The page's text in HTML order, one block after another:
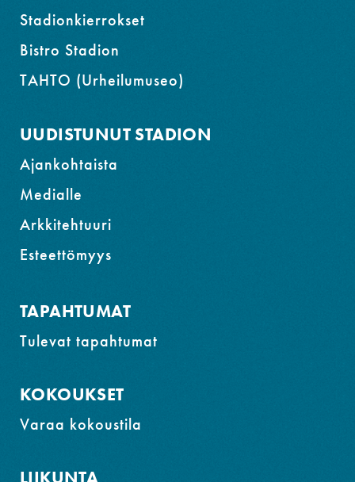
Stadionkierrokset
Bistro Stadion
TAHTO (Urheilumuseo)
UUDISTUNUT STADION
Ajankohtaista
Medialle
Arkkitehtuuri
Esteettömyys
TAPAHTUMAT
Tulevat tapahtumat
KOKOUKSET
Varaa kokoustila